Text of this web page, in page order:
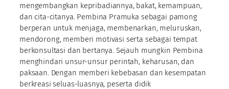
mengembangkan kepribadiannya, bakat, kemampuan,
dan cita-citanya. Pembina Pramuka sebagai pamong
berperan untuk menjaga, membenarkan, meluruskan,
mendorong, memberi motivasi serta sebagai tempat
berkonsultasi dan bertanya. Sejauh mungkin Pembina
menghindari unsur-unsur perintah, keharusan, dan
paksaan. Dengan memberi kebebasan dan kesempatan
berkreasi seluas-luasnya, peserta didik